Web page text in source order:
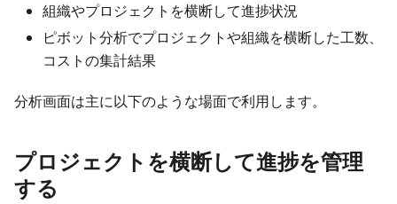
組織やプロジェクトを横断して進捗状況
ピボット分析でプロジェクトや組織を横断した工数、
コストの集計結果
分析画面は主に以下のような場面で利用します。
プロジェクトを横断して進捗を管理
する